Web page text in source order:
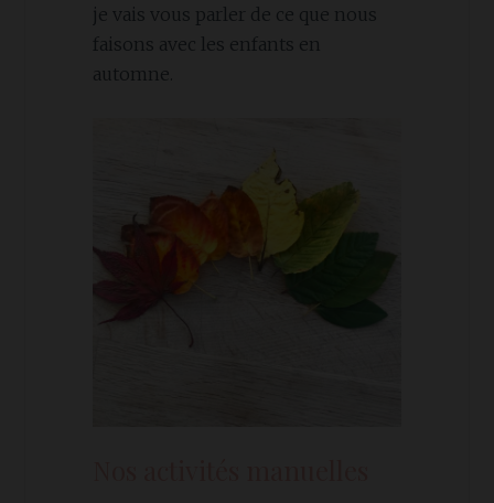
je vais vous parler de ce que nous
faisons avec les enfants en
automne.